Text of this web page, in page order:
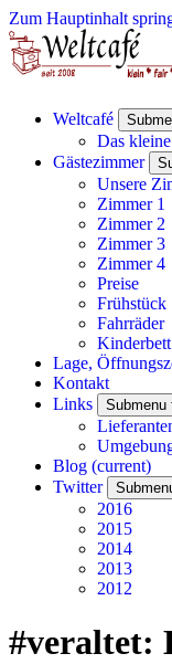
Zum Hauptinhalt
Weltcafé
Das
Gästezimmer
Unsere
Zimmer 1
Zimmer 2
Zimmer 3
Zimmer 4
Preise
Frühstück
Fahrräder
Kinderbett
Lage,
Kontakt
Links
Submenu
Blog (current)
Twitter
2016
2015
2014
2013
2012
#veraltet: